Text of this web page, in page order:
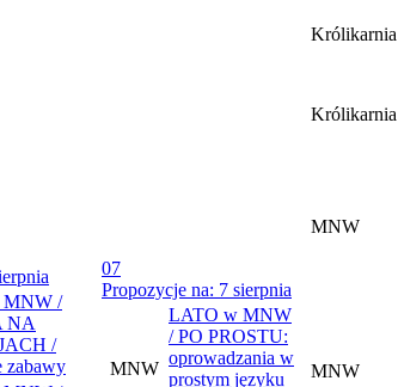
/
NA
/
zabawy
07
Propozycje na: 7 sierpnia
MNW
LATO w MNW
/ PO PROSTU:
oprowadzania w
prostym języku
Królikarnia
Królikarnia
MNW
MNW